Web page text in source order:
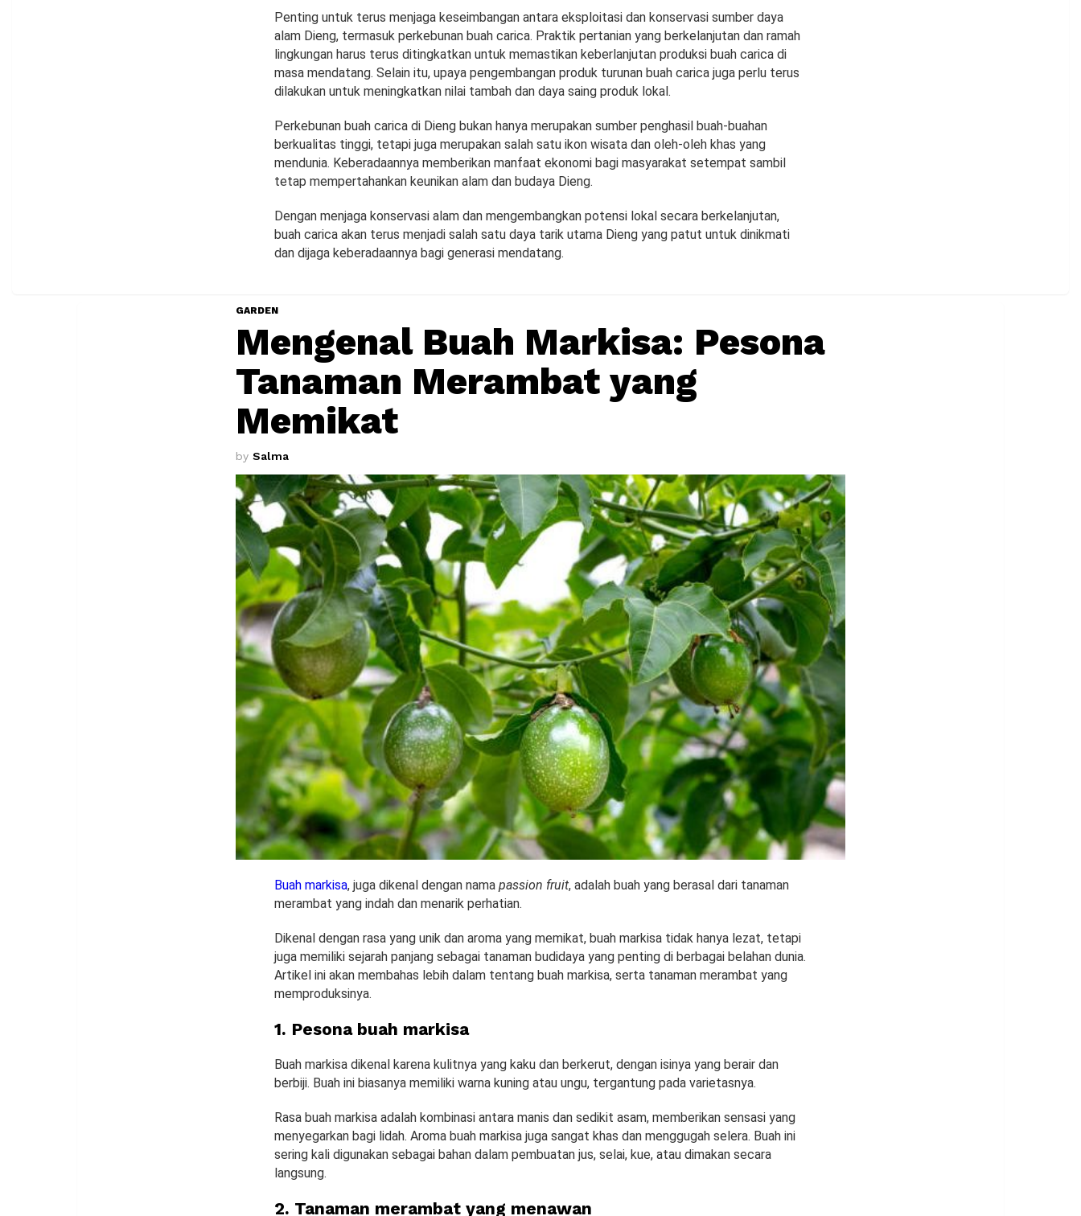
Penting untuk terus menjaga keseimbangan antara eksploitasi dan konservasi sumber daya
alam Dieng, termasuk perkebunan buah carica. Praktik pertanian yang berkelanjutan dan ramah
lingkungan harus terus ditingkatkan untuk memastikan keberlanjutan produksi buah carica di
masa mendatang. Selain itu, upaya pengembangan produk turunan buah carica juga perlu terus
dilakukan untuk meningkatkan nilai tambah dan daya saing produk lokal.
Perkebunan buah carica di Dieng bukan hanya merupakan sumber penghasil buah-buahan
berkualitas tinggi, tetapi juga merupakan salah satu ikon wisata dan oleh-oleh khas yang
mendunia. Keberadaannya memberikan manfaat ekonomi bagi masyarakat setempat sambil
tetap mempertahankan keunikan alam dan budaya Dieng.
Dengan menjaga konservasi alam dan mengembangkan potensi lokal secara berkelanjutan,
buah carica akan terus menjadi salah satu daya tarik utama Dieng yang patut untuk dinikmati
dan dijaga keberadaannya bagi generasi mendatang.
GARDEN
Mengenal Buah Markisa: Pesona
Tanaman Merambat yang
Memikat
by Salma
Buah markisa, juga dikenal dengan nama passion fruit, adalah buah yang berasal dari tanaman
merambat yang indah dan menarik perhatian.
Dikenal dengan rasa yang unik dan aroma yang memikat, buah markisa tidak hanya lezat, tetapi
juga memiliki sejarah panjang sebagai tanaman budidaya yang penting di berbagai belahan dunia.
Artikel ini akan membahas lebih dalam tentang buah markisa, serta tanaman merambat yang
memproduksinya.
1. Pesona buah markisa
Buah markisa dikenal karena kulitnya yang kaku dan berkerut, dengan isinya yang berair dan
berbiji. Buah ini biasanya memiliki warna kuning atau ungu, tergantung pada varietasnya.
Rasa buah markisa adalah kombinasi antara manis dan sedikit asam, memberikan sensasi yang
menyegarkan bagi lidah. Aroma buah markisa juga sangat khas dan menggugah selera. Buah ini
sering kali digunakan sebagai bahan dalam pembuatan jus, selai, kue, atau dimakan secara
langsung.
2. Tanaman merambat yang menawan